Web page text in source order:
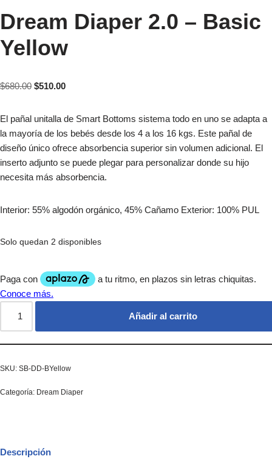
Dream Diaper 2.0 – Basic
Yellow
$680.00 $510.00
El pañal unitalla de Smart Bottoms sistema todo en uno se adapta a
la mayoría de los bebés desde los 4 a los 16 kgs. Este pañal de
diseño único ofrece absorbencia superior sin volumen adicional. El
inserto adjunto se puede plegar para personalizar donde su hijo
necesita más absorbencia.
Interior: 55% algodón orgánico, 45% Cañamo Exterior: 100% PUL
Solo quedan 2 disponibles
Añadir al carrito
SKU: SB-DD-BYellow
Categoría: Dream Diaper
Descripción